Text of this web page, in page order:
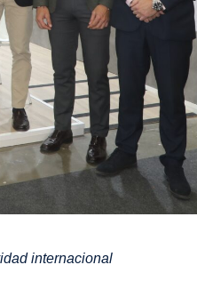
internacional